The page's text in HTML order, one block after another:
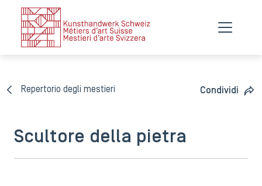
Repertorio degli mestieri Condividi
Scultore della pietra